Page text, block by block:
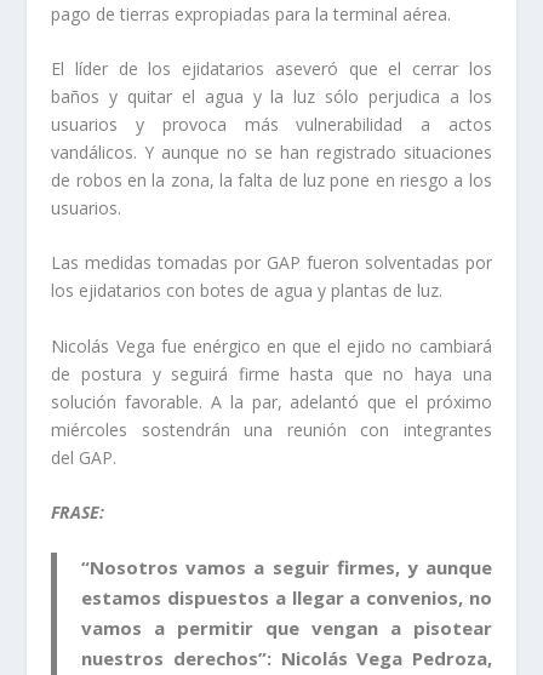
pago de tierras expropiadas para la terminal aérea.
El líder de los ejidatarios aseveró que el cerrar los
baños y quitar el agua y la luz sólo perjudica a los
usuarios y provoca más vulnerabilidad a actos
vandálicos. Y aunque no se han registrado situaciones
de robos en la zona, la falta de luz pone en riesgo a los
usuarios.
Las medidas tomadas por GAP fueron solventadas por
los ejidatarios con botes de agua y plantas de luz.
Nicolás Vega fue enérgico en que el ejido no cambiará
de postura y seguirá firme hasta que no haya una
solución favorable. A la par, adelantó que el próximo
miércoles sostendrán una reunión con integrantes
del GAP.
FRASE:
“Nosotros vamos a seguir firmes, y aunque
estamos dispuestos a llegar a convenios, no
vamos a permitir que vengan a pisotear
nuestros derechos”: Nicolás Vega Pedroza,